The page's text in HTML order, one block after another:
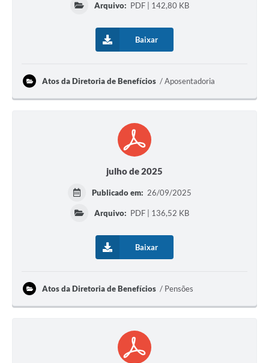
Arquivo: PDF | 142,80 KB
Baixar
Atos da Diretoria de Benefícios Aposentadoria
julho de 2025
Publicado em: 26/09/2025
Arquivo: PDF | 136,52 KB
Baixar
Atos da Diretoria de Benefícios Pensões